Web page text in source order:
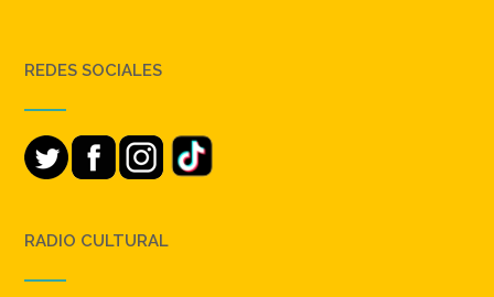
REDES SOCIALES
RADIO CULTURAL